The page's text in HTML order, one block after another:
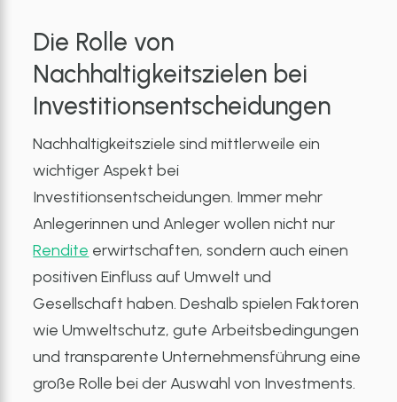
Die Rolle von
Nachhaltigkeitszielen bei
Investitionsentscheidungen
Nachhaltigkeitsziele sind mittlerweile ein
wichtiger Aspekt bei
Investitionsentscheidungen. Immer mehr
Anlegerinnen und Anleger wollen nicht nur
Rendite erwirtschaften, sondern auch einen
positiven Einfluss auf Umwelt und
Gesellschaft haben. Deshalb spielen Faktoren
wie Umweltschutz, gute Arbeitsbedingungen
und transparente Unternehmensführung eine
große Rolle bei der Auswahl von Investments.